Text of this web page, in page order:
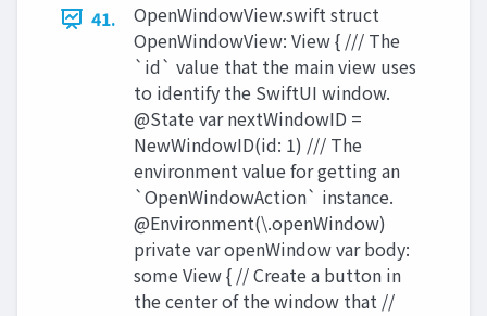
41.
OpenWindowView.swift struct
OpenWindowView: View { /// The
`id` value that the main view uses
to identify the SwiftUI window.
@State var nextWindowID =
NewWindowID(id: 1) /// The
environment value for getting an
`OpenWindowAction` instance.
@Environment(\.openWindow)
private var openWindow var body:
some View { // Create a button in
the center of the window that //